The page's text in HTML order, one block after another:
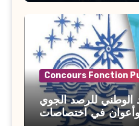
Concours Fonction
الوطني للرصد الجوي
وأعوان في اختصاصات